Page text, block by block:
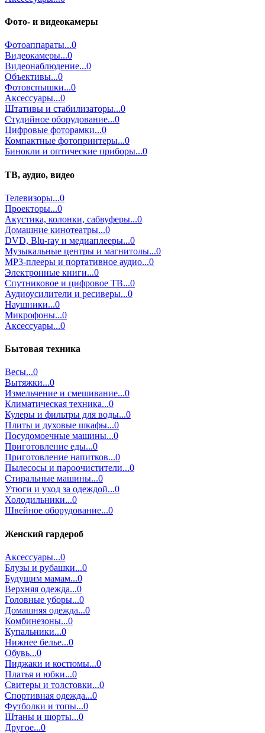
Фото- и видеокамеры
Фотоаппараты...0
Видеокамеры...0
Видеонаблюдение...0
Объективы...0
Фотовспышки...0
Аксессуары...0
Штативы и стабилизаторы...0
Студийное оборудование...0
Цифровые фоторамки...0
Компактные фотопринтеры...0
Бинокли и оптические приборы...0
ТВ, аудио, видео
Телевизоры...0
Проекторы...0
Акустика, колонки, сабвуферы...0
Домашние кинотеатры...0
DVD, Blu-ray и медиаплееры...0
Музыкальные центры и магнитолы...0
MP3-плееры и портативное аудио...0
Электронные книги...0
Спутниковое и цифровое ТВ...0
Аудиоусилители и ресиверы...0
Наушники...0
Микрофоны...0
Аксессуары...0
Бытовая техника
Весы...0
Вытяжки...0
Измельчение и смешивание...0
Климатическая техника...0
Кулеры и фильтры для воды...0
Плиты и духовые шкафы...0
Посудомоечные машины...0
Приготовление еды...0
Приготовление напитков...0
Пылесосы и пароочистители...0
Стиральные машины...0
Утюги и уход за одеждой...0
Холодильники...0
Швейное оборудование...0
Женский гардероб
Аксессуары...0
Блузы и рубашки...0
Будущим мамам...0
Верхняя одежда...0
Головные уборы...0
Домашняя одежда...0
Комбинезоны...0
Купальники...0
Нижнее белье...0
Обувь...0
Пиджаки и костюмы...0
Платья и юбки...0
Свитеры и толстовки...0
Спортивная одежда...0
Футболки и топы...0
Штаны и шорты...0
Другое...0